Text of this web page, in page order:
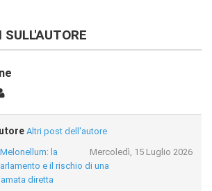
Altri post dell'autore
Mercoledì, 15 Luglio 2026
la
e il rischio di una
diretta